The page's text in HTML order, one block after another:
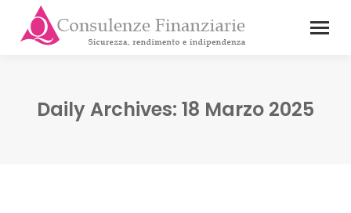
Daily Archives: 18 Marzo 2025